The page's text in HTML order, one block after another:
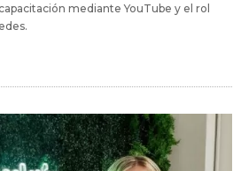
mediante YouTube y el rol